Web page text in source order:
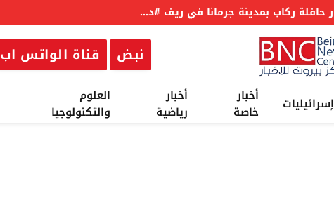
عاجل: مسؤول بالخارجية الأمريكية : جولة المفاوضات السابعة بين #لبنان وإسرائيل برعاية أمريكا في روما كانت مثمرة
نبض قناة الواتس اب
إسرائيليات
أخبار
خاصة
أخبار
رياضية
العلوم
والتكنولوجيا